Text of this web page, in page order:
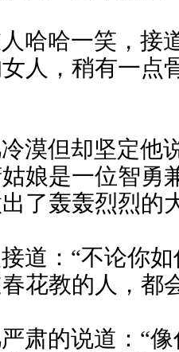
哈哈一笑，接
人，稍有一点
漠但却坚定他
娘是一位智勇
了轰轰烈烈的
道：“不论你
花教的人，都
肃的说道：“